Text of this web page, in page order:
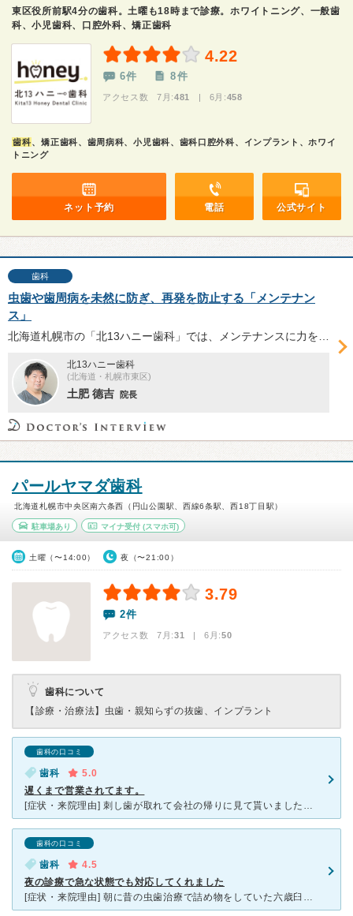
東区役所前駅4分の歯科。土曜も18時まで診療。ホワイトニング、一般歯
科、小児歯科、口腔外科、矯正歯科
4.22
6件 8件
アクセス数 7月:481 | 6月:458
歯科、矯正歯科、歯周病科、小児歯科、歯科口腔外科、インプラント、ホワイ
トニング
ネット予約 電話 公式サイト
歯科
虫歯や歯周病を未然に防ぎ、再発を防止する「メンテナン
ス」
北13ハニー歯科
(北海道・札幌市東区)
土肥 德吉 院長
パールヤマダ歯科
北海道札幌市中央区南六条西（円山公園駅、西線6条駅、西18丁目駅）
駐車場あり マイナ受付(スマホ可)
土曜（〜14:00） 夜（〜21:00）
3.79
2件
アクセス数 7月:31 | 6月:50
歯科について
【診療・治療法】 虫歯・親知らずの抜歯、インプラント
歯科の口コミ
歯科
5.0
遅くまで営業されてます。
[症状・来院理由] 刺し歯が取れて会社の帰りに見て貰いました。 [感想・費用・待ち時間・看護師などスタッフの対応] 治療方法を解り易く説明して下さるので安心です。先生、スタッフの方の対応も親切で
歯科の口コミ
歯科
4.5
夜の診療で急な状態でも対応してくれました
[症状・来院理由] 朝に昔の虫歯治療で詰め物をしていた六歳臼歯の銀が取れてしまい、仕事帰りに予約して病院へ伺いました。 [医師の診断・治療法] 古い治療の仕方が悪く、大きな六歳臼歯をキチンとカバ